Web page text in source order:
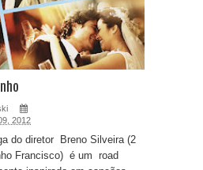
2012
do diretor Breno Silveira (2
Francisco) é um road